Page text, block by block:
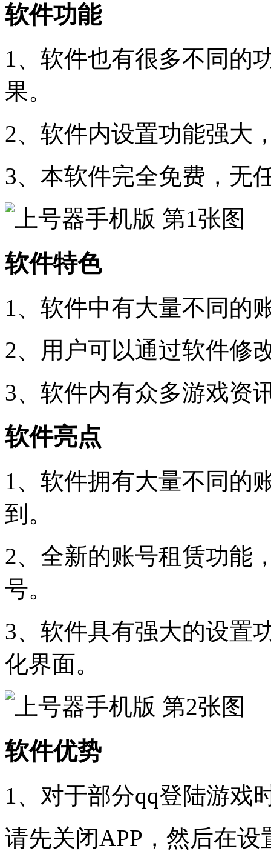
软件功能
1、软件也有很多不同的
果。
2、软件内设置功能强大
3、本软件完全免费，无
软件特色
1、软件中有大量不同的
2、用户可以通过软件修
3、软件内有众多游戏资
软件亮点
1、软件拥有大量不同的
到。
2、全新的账号租赁功能
号。
3、软件具有强大的设置
化界面。
软件优势
1、对于部分qq登陆游戏
请先关闭APP，然后在